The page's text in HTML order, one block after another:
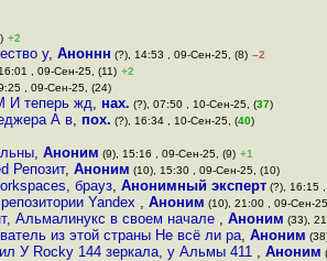
+2
у, Аноннн (?), 14:53 , 09-Сен-25, (8) –2
, 09-Сен-25, (11) +2
, 09-Сен-25, (24)
И теперь жд, нах. (?), 07:50 , 10-Сен-25, (37)
А в, пох. (?), 16:34 , 10-Сен-25, (40)
, Аноним (9), 15:16 , 09-Сен-25, (9) +1
Репозит, Аноним (10), 15:30 , 09-Сен-25, (10)
брауз, Анонимный эксперт (?), 16:15
Yandex , Аноним (10), 21:00 , 09-Сен-
Альмалинукс в своем начале , Аноним (33),
из этой страны Не всё ли ра, Аноним
У Rocky 144 зеркала, у Альмы 411 , Аноним